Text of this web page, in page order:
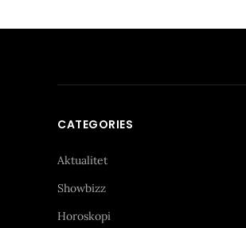
CATEGORIES
Aktualitet
Showbizz
Horoskopi